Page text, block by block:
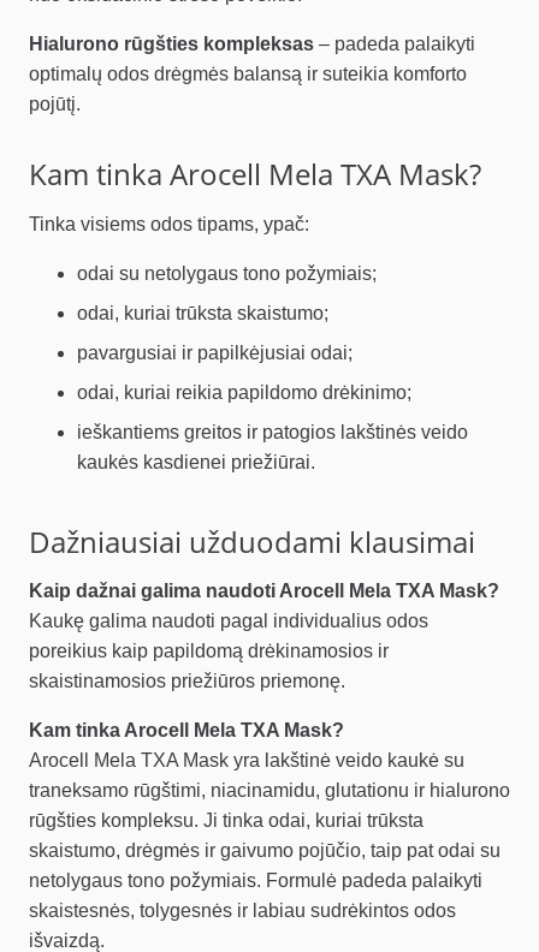
Hialurono rūgšties kompleksas – padeda palaikyti
optimalų odos drėgmės balansą ir suteikia komforto
pojūtį.
Kam tinka Arocell Mela TXA Mask?
Tinka visiems odos tipams, ypač:
odai su netolygaus tono požymiais;
odai, kuriai trūksta skaistumo;
pavargusiai ir papilkėjusiai odai;
odai, kuriai reikia papildomo drėkinimo;
ieškantiems greitos ir patogios lakštinės veido
kaukės kasdienei priežiūrai.
Dažniausiai užduodami klausimai
Kaip dažnai galima naudoti Arocell Mela TXA Mask?
Kaukę galima naudoti pagal individualius odos
poreikius kaip papildomą drėkinamosios ir
skaistinamosios priežiūros priemonę.
Kam tinka Arocell Mela TXA Mask?
Arocell Mela TXA Mask yra lakštinė veido kaukė su
traneksamo rūgštimi, niacinamidu, glutationu ir hialurono
rūgšties kompleksu. Ji tinka odai, kuriai trūksta
skaistumo, drėgmės ir gaivumo pojūčio, taip pat odai su
netolygaus tono požymiais. Formulė padeda palaikyti
skaistesnės, tolygesnės ir labiau sudrėkintos odos
išvaizdą.